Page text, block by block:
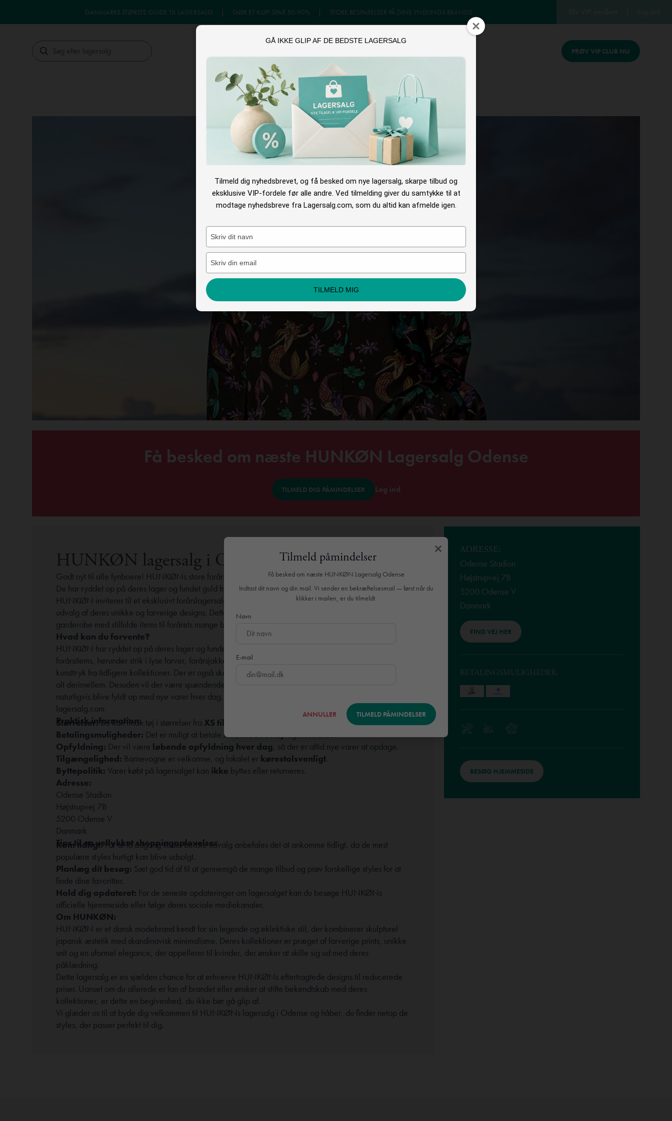
DANMARKS STØRSTE GUIDE TIL LAGERSALG | GØR ET KUP! SPAR 50-90% | STORE BESPARELSER PÅ DINE YNDLINGS BRANDS
Søg PRØV VIP CLUB NU
LAGERSALG ONLINE TILBUD OUTLET NYHEDSBREV
Få besked om næste HUNKØN Lagersalg Odense
TILMELD DIG PÅMINDELSER Log ind
Tilmeld påmindelser
Få besked om næste HUNKØN Lagersalg Odense
Indtast dit navn og din mail. Vi sender en bekræftelsesmail — først når du
klikker i mailen, er du tilmeldt.
Navn
E-mail
ANNULLER TILMELD PÅMINDELSER
HUNKØN lagersalg i Odense
Godt nyt til alle fynboere! HUNKØNs store forårs lagersalg kommer også til Odense.
De har ryddet op på deres lager og fundet guld frem fra hylderne.
HUNKØN inviterer til et eksklusivt forårslagersalg i Odense, hvor du kan spare op til80%på et bredt
udvalg af deres unikke og farverige designs. Dette er en fantastisk mulighed for at opdatere din
garderobe med stilfulde items til forårets mange begivenheder.
Hvad kan du forvente?
HUNKØN har ryddet op på deres lager og fundet guld frem fra hylderne. Stativerne er fyldt med lette
forårsitems, herunder strik i lyse farver, forårsjakker og tilbehør, sammen med deres smukke, tidløse
kunsttryk fra tidligere kollektioner. Der er også skønne kjoler til enhver lejlighed, fra hverdag til fest og
alt derimellem. Desuden vil der være spændende 2. sorteringsvarer og kollektionsprøver. Der vil
naturligvis blive fyldt op med nye varer hver dag.
lagersalg.com
Praktisk information:
Størrelser:Du kan finde tøj i størrelser fra XS til XXL
Betalingsmuligheder: Det er muligt at betale medMobilePayogkontanter.
Opfyldning: Der vil være løbende opfyldning hver dag , så der er altid nye varer at opdage.
Tilgængelighed: Barnevogne er velkomne, og lokalet er kørestolsvenligt
Byttepolitik: Varer købt på lagersalget kan ikke byttes eller returneres.
Adresse:
Odense Stadion
Højstrupvej 7B
5200 Odense V
Danmark
Tips til en vellykket shoppingoplevelse:
Kom tidligt:For at få adgang til det bedste udvalg anbefales det at ankomme tidligt, da de mest
populære styles hurtigt kan blive udsolgt.
Planlæg dit besøg: Sæt god tid af til at gennemgå de mange tilbud og prøv forskellige styles for at
finde dine favoritter.
Hold dig opdateret: For de seneste opdateringer om lagersalget kan du besøge HUNKØNs
officielle hjemmeside eller følge deres sociale mediekanaler.
Om HUNKØN:
HUNKØN er et dansk modebrand kendt for sin legende og eklektiske stil, der kombinerer skulpturel
japansk æstetik med skandinavisk minimalisme. Deres kollektioner er præget af farverige prints, unikke
snit og en uformel elegance, der appellerer til kvinder, der ønsker at skille sig ud med deres
påklædning.
Dette lagersalg er en sjælden chance for at erhverve HUNKØNs eftertragtede designs til reducerede
priser. Uanset om du allerede er fan af brandet eller ønsker at stifte bekendtskab med deres
kollektioner, er dette en begivenhed, du ikke bør gå glip af.
Vi glæder os til at byde dig velkommen til HUNKØNs lagersalg i Odense og håber, du finder netop de
styles, der passer perfekt til dig.
ADRESSE:
Odense Stadion
Højstrupvej 7B
5200 Odense V
Danmark
FIND VEJ HER
BETALINGSMULIGHEDER:
BESØG HJEMMESIDE
GÅ IKKE GLIP AF DE BEDSTE LAGERSALG
Tilmeld dig nyhedsbrevet, og få besked om nye lagersalg, skarpe tilbud og
eksklusive VIP-fordele før alle andre. Ved tilmelding giver du samtykke til at
modtage nyhedsbreve fra Lagersalg.com, som du altid kan afmelde igen.
name
email
TILMELD MIG